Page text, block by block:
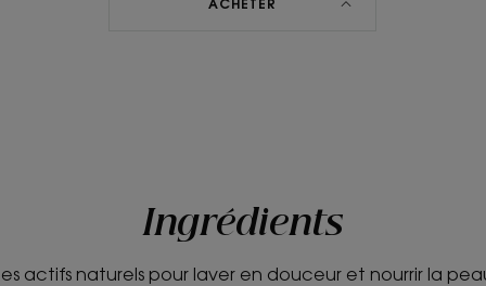
ACHETER
Ingrédients
actifs naturels pour laver en douceur et nourrir la